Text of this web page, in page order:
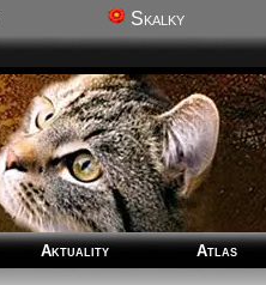
Skalky
Aktuality Atlas